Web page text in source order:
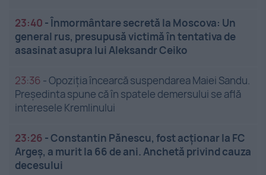
23:40 -Înmormântare secretă la Moscova: Un
general rus, presupusă victimă în tentativa de
asasinat asupra lui Aleksandr Ceiko
23:36 -Opoziția încearcă suspendarea Maiei Sandu.
Președinta spune că în spatele demersului se află
interesele Kremlinului
23:26 -Constantin Pănescu, fost acționar la FC
Argeș, a murit la 66 de ani. Anchetă privind cauza
decesului